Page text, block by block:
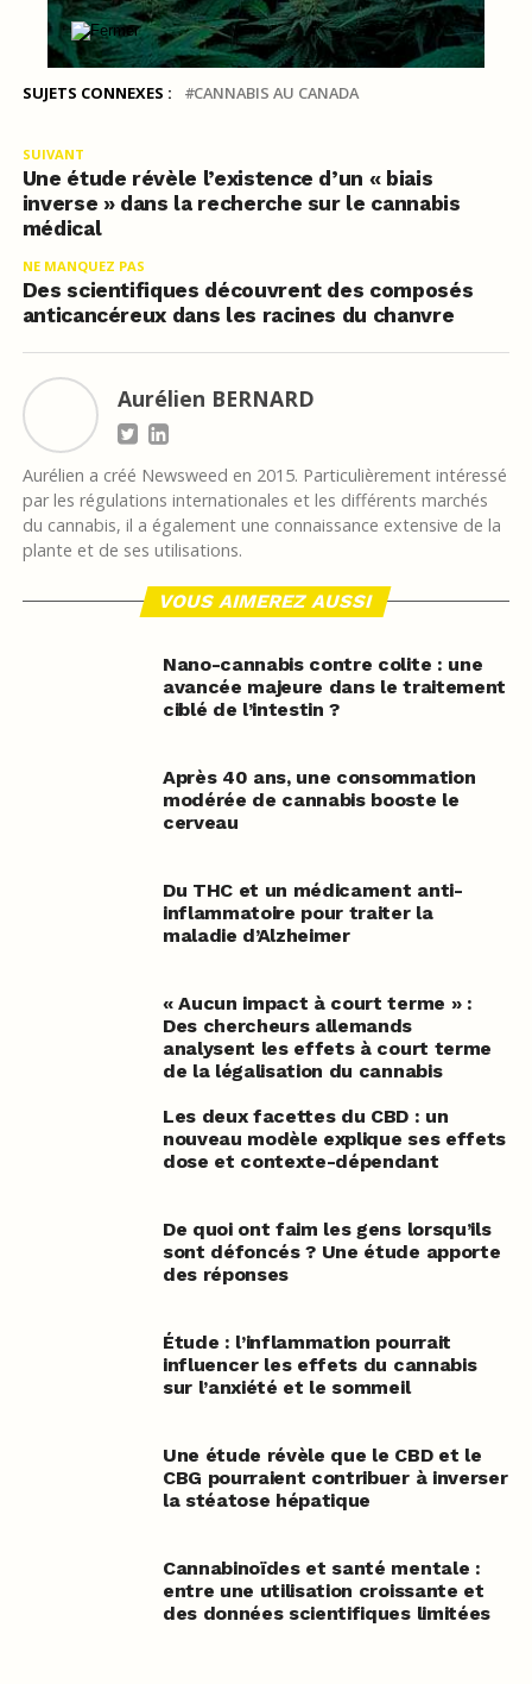
SUJETS CONNEXES : CANNABIS AU CANADA
SUIVANT
Une étude révèle l’existence d’un « biais
inverse » dans la recherche sur le cannabis
médical
NE MANQUEZ PAS
Des scientifiques découvrent des composés
anticancéreux dans les racines du chanvre
Aurélien BERNARD
Aurélien a créé Newsweed en 2015. Particulièrement intéressé
par les régulations internationales et les différents marchés
du cannabis, il a également une connaissance extensive de la
plante et de ses utilisations.
VOUS AIMEREZ AUSSI
Nano-cannabis contre colite : une
avancée majeure dans le traitement
ciblé de l’intestin ?
Après 40 ans, une consommation
modérée de cannabis booste le
cerveau
Du THC et un médicament anti-
inflammatoire pour traiter la
maladie d’Alzheimer
« Aucun impact à court terme » :
Des chercheurs allemands
analysent les effets à court terme
de la légalisation du cannabis
Les deux facettes du CBD : un
nouveau modèle explique ses effets
dose et contexte-dépendant
De quoi ont faim les gens lorsqu’ils
sont défoncés ? Une étude apporte
des réponses
Étude : l’inflammation pourrait
influencer les effets du cannabis
sur l’anxiété et le sommeil
Une étude révèle que le CBD et le
CBG pourraient contribuer à inverser
la stéatose hépatique
Cannabinoïdes et santé mentale :
entre une utilisation croissante et
des données scientifiques limitées